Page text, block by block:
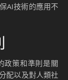
AI技術的應用不
政策和準則是關
配以及對人類社